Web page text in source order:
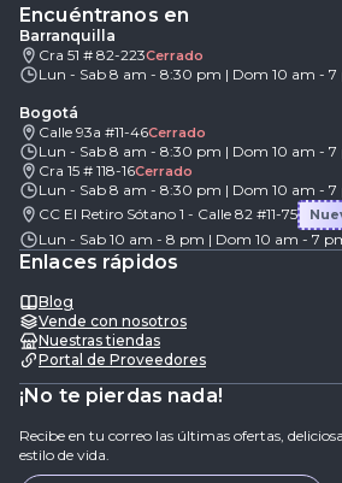
Encuéntranos en
Barranquilla
Cra 51 # 82-223Cerrado
Lun - Sab 8 am - 8:30 pm | Dom 10 am - 7
Bogotá
Calle 93a #11-46Cerrado
Lun - Sab 8 am - 8:30 pm | Dom 10 am - 7
Cra 15 # 118-16Cerrado
Lun - Sab 8 am - 8:30 pm | Dom 10 am - 7
CC El Retiro Sótano 1 - Calle 82 #11-75
Lun - Sab 10 am - 8 pm | Dom 10 am - 7
Enlaces rápidos
Blog
Vende con nosotros
Nuestras tiendas
Portal de Proveedores
¡No te pierdas nada!
Recibe en tu correo las últimas ofertas,
estilo de vida.